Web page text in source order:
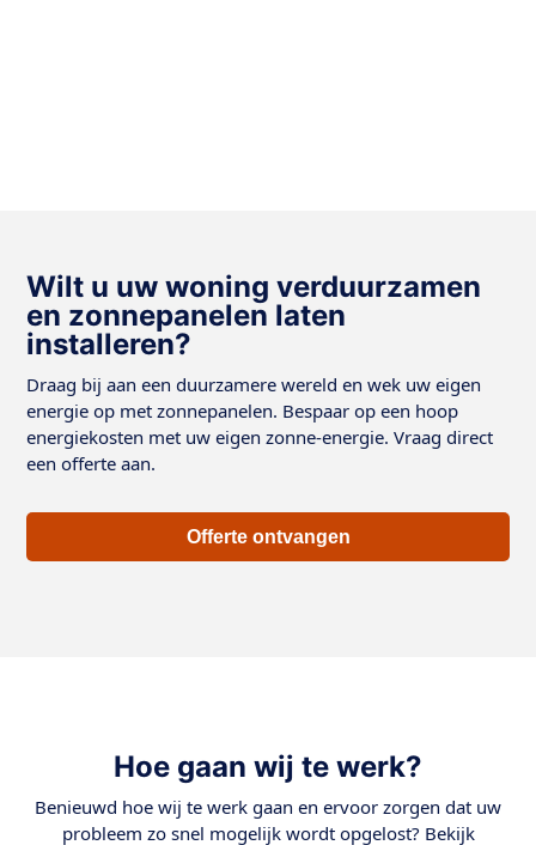
Wilt u uw woning verduurzamen
en zonnepanelen laten
installeren?
Draag bij aan een duurzamere wereld en wek uw eigen
energie op met zonnepanelen. Bespaar op een hoop
energiekosten met uw eigen zonne-energie. Vraag direct
een offerte aan.
Offerte ontvangen
Hoe gaan wij te werk?
Benieuwd hoe wij te werk gaan en ervoor zorgen dat uw
probleem zo snel mogelijk wordt opgelost? Bekijk